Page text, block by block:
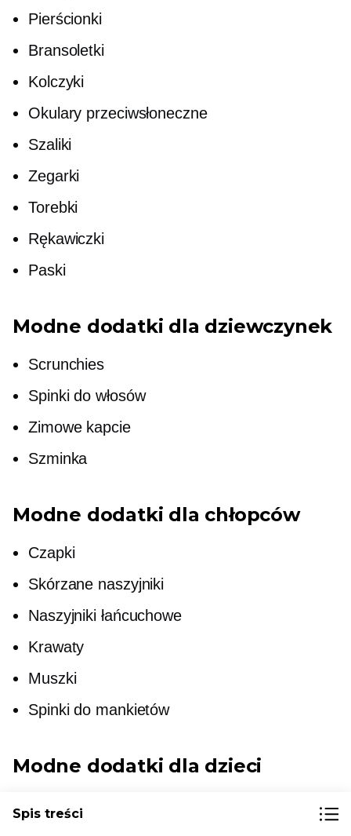
Pierścionki
Bransoletki
Kolczyki
Okulary przeciwsłoneczne
Szaliki
Zegarki
Torebki
Rękawiczki
Paski
Modne dodatki dla dziewczynek
Scrunchies
Spinki do włosów
Zimowe kapcie
Szminka
Modne dodatki dla chłopców
Czapki
Skórzane naszyjniki
Naszyjniki łańcuchowe
Krawaty
Muszki
Spinki do mankietów
Modne dodatki dla dzieci
Tłumiki
Spis treści